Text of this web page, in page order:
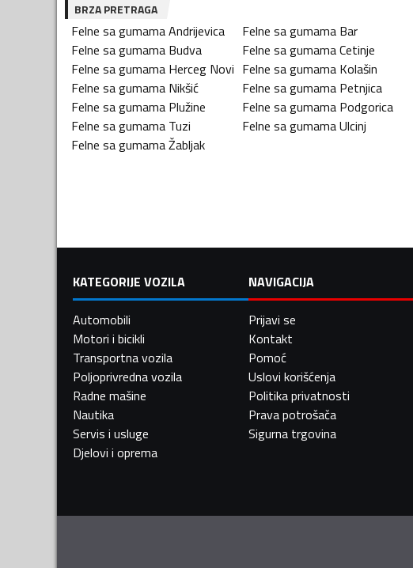
BRZA PRETRAGA
Felne sa gumamaAndrijevica Felne sa gumama Bar
Felne sa gumama Budva Felne sa gumamaCetinje
Felne sa gumama Herceg Novi Felne sa gumama Kolašin
Felne sa gumama Nikšić Felne sa gumama Petnjica
Felne sa gumama Plužine Felne sa gumama Podgorica
Felne sa gumama Tuzi Felne sa gumamaUlcinj
Felne sa gumamaŽabljak
KATEGORIJE VOZILA
Automobili
Motori i bicikli
Transportna vozila
Poljoprivredna vozila
Radne mašine
Nautika
Servis i usluge
Djelovi i oprema
NAVIGACIJA
Prijavi se
Kontakt
Pomoć
Uslovi korišćenja
Politika privatnosti
Prava potrošača
Sigurna trgovina